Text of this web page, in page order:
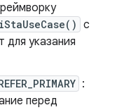
с
указания
:
перед